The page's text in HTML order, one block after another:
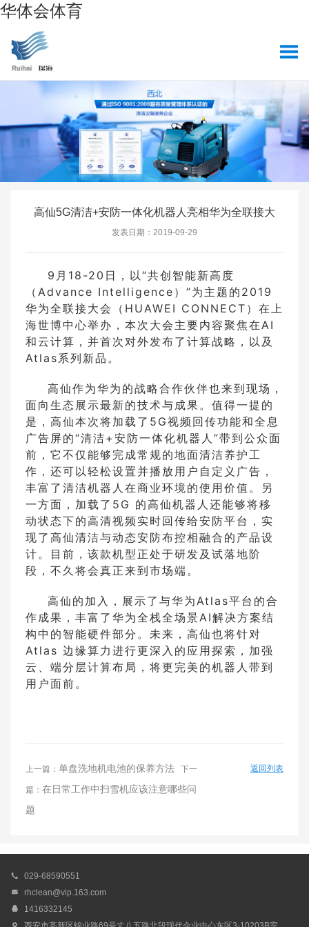
华体会体育
高仙5G清洁+安防一体化机器人亮相华为全联接大
发表日期：2019-09-29
9月18-20日，以“共创智能新高度
（Advance Intelligence）”为主题的2019
华为全联接大会（HUAWEI CONNECT）在上
海世博中心举办，本次大会主要内容聚焦在AI
和云计算，并首次对外发布了计算战略，以及
Atlas系列新品。
高仙作为华为的战略合作伙伴也来到现场，
面向生态展示最新的技术与成果。值得一提的
是，高仙本次将加载了5G视频回传功能和全息
广告屏的“清洁+安防一体化机器人”带到公众面
前，它不仅能够完成常规的地面清洁养护工
作，还可以轻松设置并播放用户自定义广告，
丰富了清洁机器人在商业环境的使用价值。另
一方面，加载了5G 的高仙机器人还能够将移
动状态下的高清视频实时回传给安防平台，实
现了高仙清洁与动态安防布控相融合的产品设
计。目前，该款机型正处于研发及试落地阶
段，不久将会真正来到市场端。
高仙的加入，展示了与华为Atlas平台的合
作成果，丰富了华为全栈全场景AI解决方案结
构中的智能硬件部分。未来，高仙也将针对
Atlas 边缘算力进行更深入的应用探索，加强
云、端分层计算布局，将更完美的机器人带到
用户面前。
上一篇： 单盘洗地机电池的保养方法 下一
篇： 在日常工作中扫雪机应该注意哪些问
题
返回列表
 029-68590551
 rhclean@vip.163.com
 1416332145
